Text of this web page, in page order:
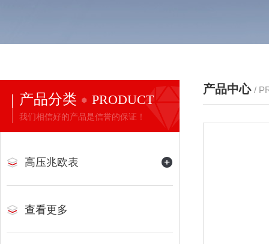
产品分类 PRODUCT
我们相信好的产品是信誉的保证！
高压兆欧表
查看更多
产品中心 /